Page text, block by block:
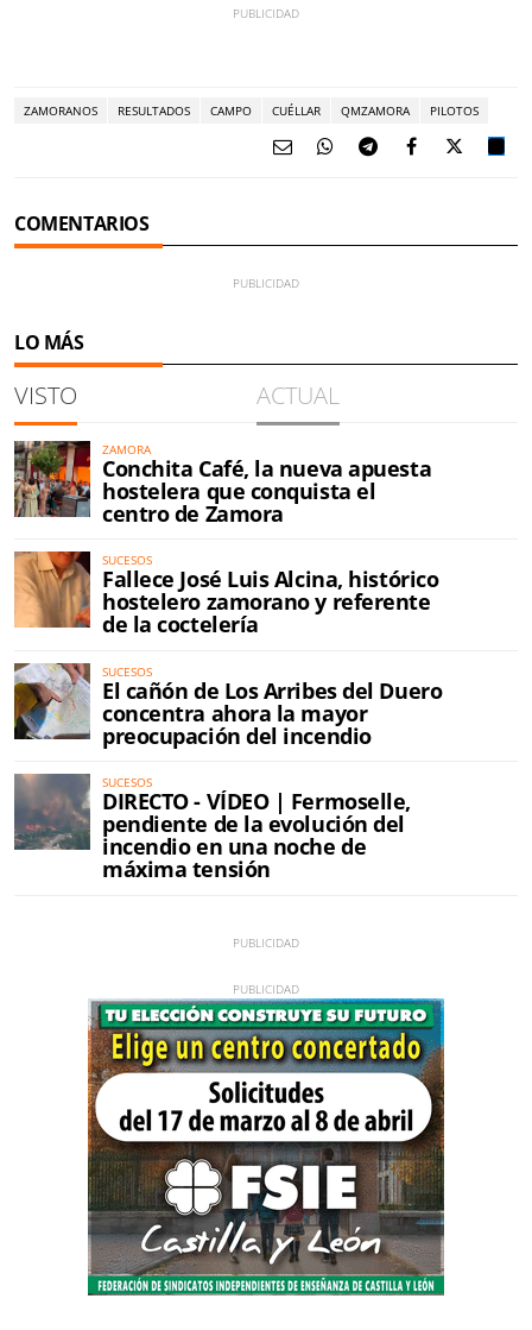
ZAMORANOS RESULTADOS CAMPO CUÉLLAR QMZAMORA PILOTOS
COMENTARIOS
LO MÁS
VISTO ACTUAL
ZAMORA
Conchita Café, la nueva apuesta
hostelera que conquista el
centro de Zamora
SUCESOS
Fallece José Luis Alcina, histórico
hostelero zamorano y referente
de la coctelería
SUCESOS
El cañón de Los Arribes del Duero
concentra ahora la mayor
preocupación del incendio
SUCESOS
DIRECTO - VÍDEO | Fermoselle,
pendiente de la evolución del
incendio en una noche de
máxima tensión